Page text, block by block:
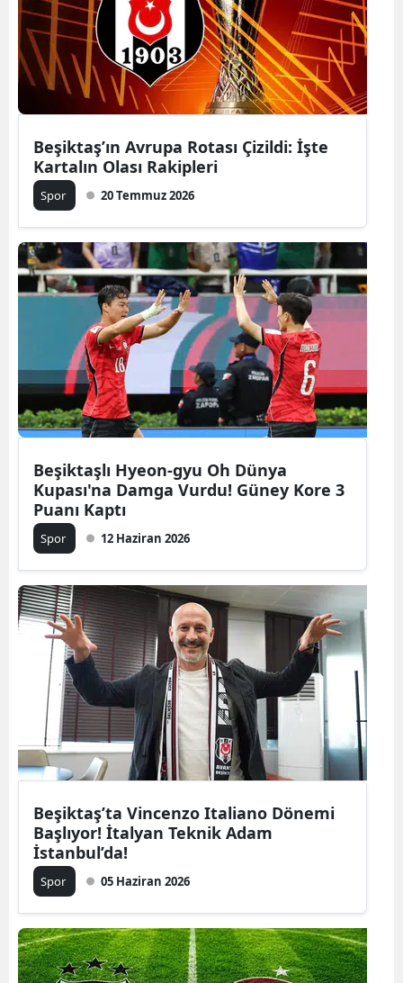
Beşiktaş’ın Avrupa Rotası Çizildi: İşte
Kartalın Olası Rakipleri
Spor 20 Temmuz 2026
Beşiktaşlı Hyeon-gyu Oh Dünya
Kupası'na Damga Vurdu! Güney Kore 3
Puanı Kaptı
Spor 12 Haziran 2026
Beşiktaş’ta Vincenzo Italiano Dönemi
Başlıyor! İtalyan Teknik Adam
İstanbul’da!
Spor 05 Haziran 2026